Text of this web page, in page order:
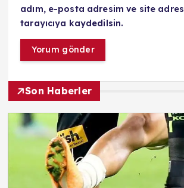
adım, e-posta adresim ve site
tarayıcıya kaydedilsin.
Son Haberler